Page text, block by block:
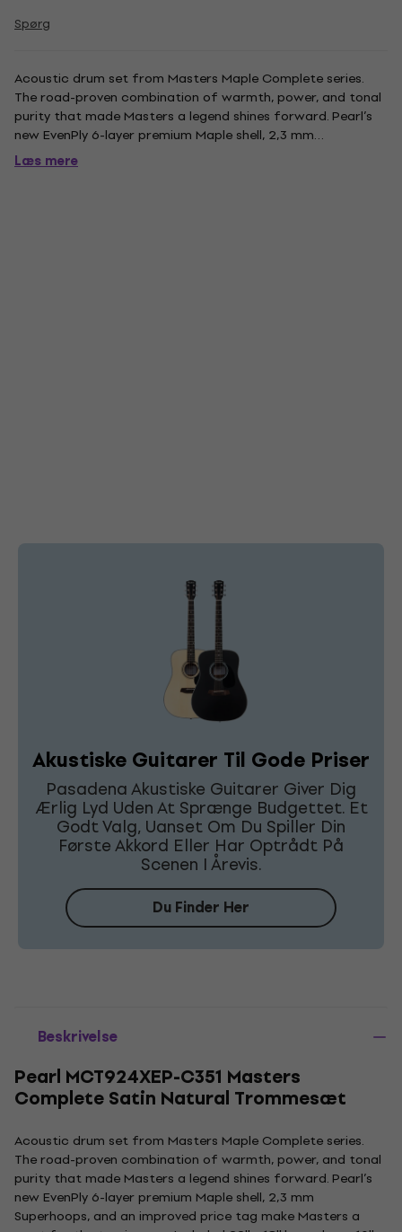
Spørg
Acoustic drum set from Masters Maple Complete series.
The road-proven combination of warmth, power, and tonal
purity that made Masters a legend shines forward. Pearl’s
new EvenPly 6-layer premium Maple shell, 2,3 mm
Superhoops, and an improved price tag make Masters a
must for the touring pro. Included 22'' x 18'' bass drum, 10'' x
Læs mere
Akustiske Guitarer Til Gode Priser
Pasadena Akustiske Guitarer Giver Dig
Ærlig Lyd Uden At Sprænge Budgettet. Et
Godt Valg, Uanset Om Du Spiller Din
Første Akkord Eller Har Optrådt På
Scenen I Årevis.
Du Finder Her
Beskrivelse
Pearl MCT924XEP-C351 Masters
Complete Satin Natural Trommesæt
Acoustic drum set from Masters Maple Complete series.
The road-proven combination of warmth, power, and tonal
purity that made Masters a legend shines forward. Pearl’s
new EvenPly 6-layer premium Maple shell, 2,3 mm
Superhoops, and an improved price tag make Masters a